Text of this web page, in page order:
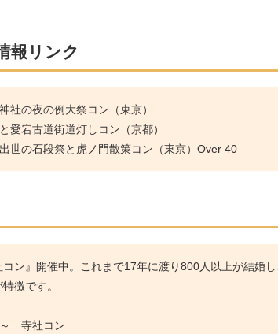
報リンク
社の夜の例大祭コン（東京）
愛宕古道街道灯しコン（京都）
世の石段祭と虎ノ門散策コン（東京）Over 40
ン』開催中。これまで17年に渡り800人以上が結婚
徴です。
～ 寺社コン